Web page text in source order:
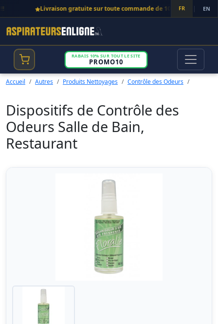
Livraison gratuite sur toute commande de 100$ et plus!
FR | EN
RABAIS 10% SUR TOUT LE SITE
PROMO10
Accueil Autres Produits Nettoyages Contrôle des Odeurs
Dispositifs de Contrôle des
Odeurs Salle de Bain,
Restaurant